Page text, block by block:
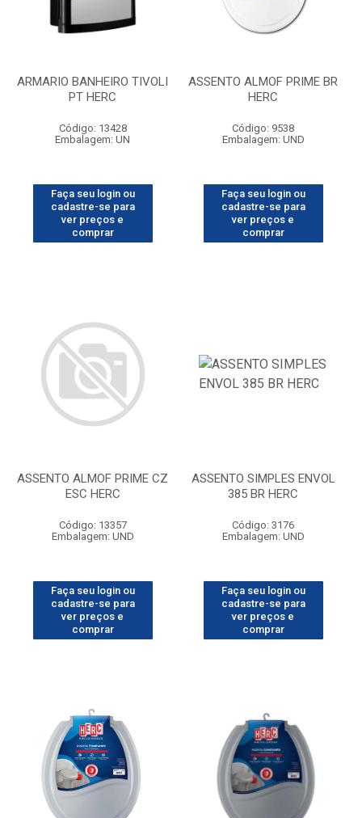
ARMARIO BANHEIRO TIVOLI
PT HERC
Código: 13428
Embalagem: UN
Faça seu login ou
cadastre-se para
ver preços e
comprar
ASSENTO ALMOF PRIME BR
HERC
Código: 9538
Embalagem: UND
Faça seu login ou
cadastre-se para
ver preços e
comprar
ASSENTO ALMOF PRIME CZ
ESC HERC
Código: 13357
Embalagem: UND
Faça seu login ou
cadastre-se para
ver preços e
comprar
ASSENTO SIMPLES ENVOL
385 BR HERC
Código: 3176
Embalagem: UND
Faça seu login ou
cadastre-se para
ver preços e
comprar